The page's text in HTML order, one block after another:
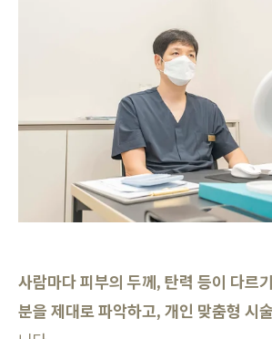
사람마다 피부의 두께, 탄력 등이 다르
분을 제대로 파악하고, 개인 맞춤형 시